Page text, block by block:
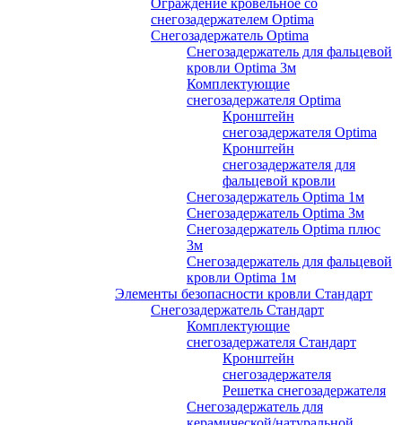
Ограждение кровельное со
снегозадержателем Optima
Снегозадержатель Optima
Снегозадержатель для фальцевой
кровли Optima 3м
Комплектующие
снегозадержателя Optima
Кронштейн
снегозадержателя Optima
Кронштейн
снегозадержателя для
фальцевой кровли
Снегозадержатель Optima 1м
Снегозадержатель Optima 3м
Снегозадержатель Optima плюс
3м
Снегозадержатель для фальцевой
кровли Optima 1м
Элементы безопасности кровли Стандарт
Снегозадержатель Стандарт
Комплектующие
снегозадержателя Стандарт
Кронштейн
снегозадержателя
Решетка снегозадержателя
Снегозадержатель для